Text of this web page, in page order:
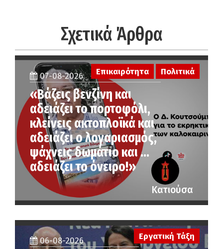
Σχετικά Άρθρα
Επικαιρότητα Πολιτικά
07-08-2026
«Βάζεις βενζίνη και
αδειάζει το πορτοφόλι,
κλείνεις ακτοπλοϊκά και
αδειάζει ο λογαριασμός,
ψάχνεις δωμάτιο και …
αδειάζει το όνειρο!»
Κατιούσα
06-08-2026
Εργατική Τάξη